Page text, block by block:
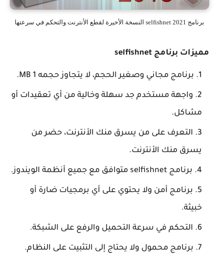
برنامج selfishnet 2021 النسخة الأخيرة لقطع الأنترنت والتحكم في سرعتها
مميزات برنامج selfishnet
برنامج مجاني وصغير الحجم، لا يتجاوز حجمه 1 MB.
واجهة مستخدم جد سهلة وخالية من أي تعقيدات أو
مشاكل.
التعرف على من يسرق منك الأنترنت، حضر من
يسرق منك الأنترنت.
برنامج selfishnet متوافق مع جميع أنظمة الويندوز.
برنامج أمن ولا يحتوي على أي برمجيات ضارة أو
خبيثة.
التحكم في سرعة التحميل والرفع على الشبكة.
برنامج محمول ولا يحتاج إلى التثبيت على النظام.